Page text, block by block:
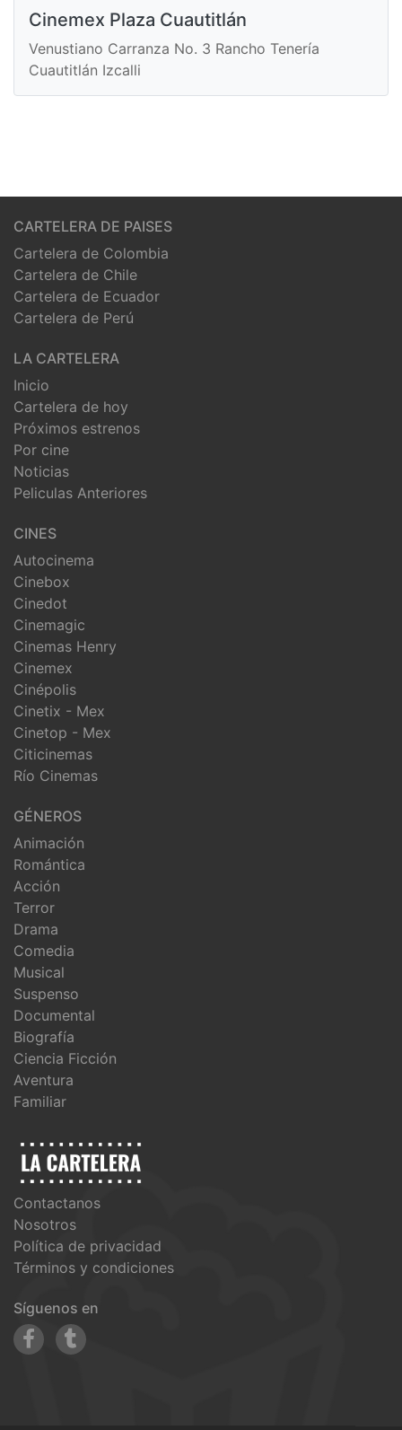
Cinemex Plaza Cuautitlán
Venustiano Carranza No. 3 Rancho Tenería
Cuautitlán Izcalli
CARTELERA DE PAISES
Cartelera de Colombia
Cartelera de Chile
Cartelera de Ecuador
Cartelera de Perú
LA CARTELERA
Inicio
Cartelera de hoy
Próximos estrenos
Por cine
Noticias
Peliculas Anteriores
CINES
Autocinema
Cinebox
Cinedot
Cinemagic
Cinemas Henry
Cinemex
Cinépolis
Cinetix - Mex
Cinetop - Mex
Citicinemas
Río Cinemas
GÉNEROS
Animación
Romántica
Acción
Terror
Drama
Comedia
Musical
Suspenso
Documental
Biografía
Ciencia Ficción
Aventura
Familiar
Contactanos
Nosotros
Política de privacidad
Términos y condiciones
Síguenos en